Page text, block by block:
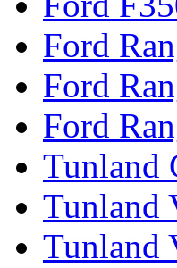
Ford
Ford
Ford
Tunland
Tunland
Tunland